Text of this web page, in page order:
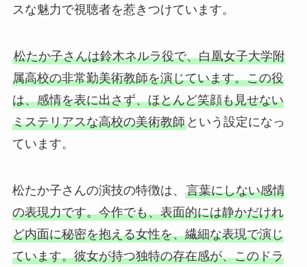
スな魅力で視聴者を惹きつけています。
松たか子さんは鈴木ネルラ役で、白凰女子大学附
属高校の非常勤美術教師を演じています。この役
は、感情を表に出さず、ほとんど笑顔も見せない
ミステリアスな高校の美術教師という設定になっ
ています。
松たか子さんの演技の特徴は、 言葉にしない感情
の表現力です。今作でも、表面的には静かだけれ
ど内面に秘密を抱える女性を、繊細な表現で演じ
ています。彼女が持つ独特の存在感が、このドラ